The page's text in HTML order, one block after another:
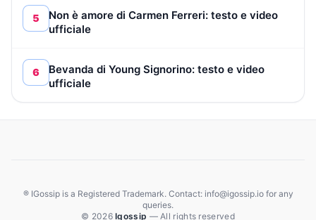
5
Non è amore di Carmen Ferreri: testo e video
ufficiale
6
Bevanda di Young Signorino: testo e video
ufficiale
® IGossip is a Registered Trademark. Contact: info@igossip.io for any
queries.
© 2026Igossip — All rights reserved